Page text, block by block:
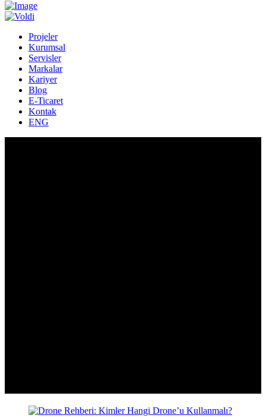
Projeler
Kurumsal
Servisler
Markalar
Kariyer
Blog
E-Ticaret
Kontak
ENG